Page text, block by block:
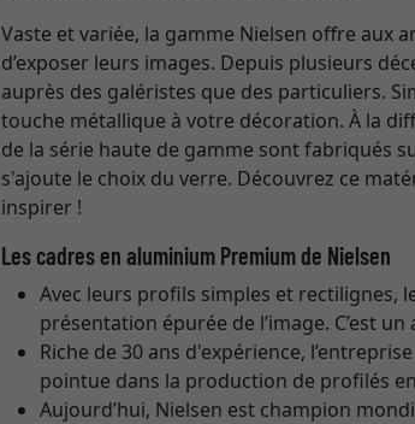
Vaste et variée, la gamme Nielsen offre aux
d’exposer leurs images. Depuis plusieurs
auprès des galéristes que des particuliers.
touche métallique à votre décoration. À la
de la série haute de gamme sont fabriqués
s'ajoute le choix du verre. Découvrez ce
inspirer !
Les cadres en aluminium Premium de Nielsen
Avec leurs profils simples et rectilignes,
présentation épurée de l’image. C’est
Riche de 30 ans d'expérience,
pointue dans la production de profilés
Aujourd’hui, Nielsen est champion